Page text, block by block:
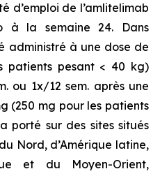
d’emploi de l’amlitelimab
à la semaine 24. Dans
administré à une dose de
patients pesant < 40 kg)
ou 1x/12 sem. après une
(250 mg pour les patients
porté sur des sites situés
Nord, d’Amérique latine,
et du Moyen-Orient,